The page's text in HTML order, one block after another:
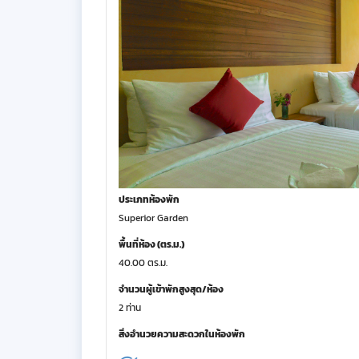
ประเภทห้องพัก
Superior Garden
พื้นที่ห้อง (ตร.ม.)
40.00 ตร.ม.
จำนวนผู้เข้าพักสูงสุด/ห้อง
2 ท่าน
สิ่งอำนวยความสะดวกในห้องพัก